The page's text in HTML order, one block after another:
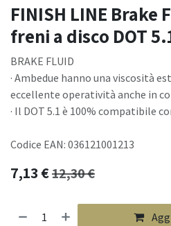
FINISH LINE
freni a disco DOT
BRAKE FLUID
· Ambedue hanno una viscosità
eccellente operatività anche in
· Il DOT 5.1 è 100% compatibile
Codice EAN: 036121001213
7,13€12,30€